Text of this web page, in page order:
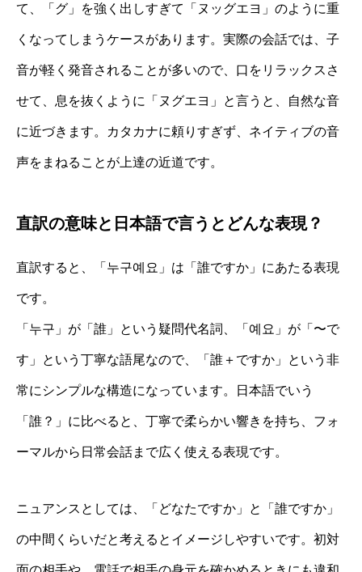
て、「グ」を強く出しすぎて「ヌッグエヨ」のように重
くなってしまうケースがあります。実際の会話では、子
音が軽く発音されることが多いので、口をリラックスさ
せて、息を抜くように「ヌグエヨ」と言うと、自然な音
に近づきます。カタカナに頼りすぎず、ネイティブの音
声をまねることが上達の近道です。
直訳の意味と日本語で言うとどんな表現？
直訳すると、「누구예요」は「誰ですか」にあたる表現
です。
「누구」が「誰」という疑問代名詞、「예요」が「〜で
す」という丁寧な語尾なので、「誰＋ですか」という非
常にシンプルな構造になっています。日本語でいう
「誰？」に比べると、丁寧で柔らかい響きを持ち、フォ
ーマルから日常会話まで広く使える表現です。
ニュアンスとしては、「どなたですか」と「誰ですか」
の中間くらいだと考えるとイメージしやすいです。初対